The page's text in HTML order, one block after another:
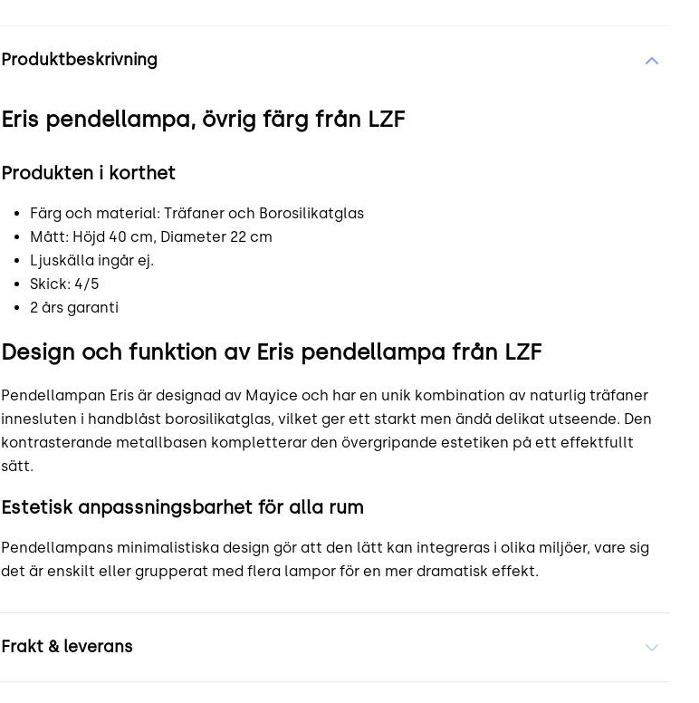
Produktbeskrivning
Eris pendellampa, övrig färg från LZF
Produkten i korthet
Färg och material: Träfaner och Borosilikatglas
Mått: Höjd 40 cm, Diameter 22 cm
Ljuskälla ingår ej.
Skick: 4/5
2 års garanti
Design och funktion av Eris pendellampa från LZF
Pendellampan Eris är designad av Mayice och har en unik kombination av naturlig träfaner
innesluten i handblåst borosilikatglas, vilket ger ett starkt men ändå delikat utseende. Den
kontrasterande metallbasen kompletterar den övergripande estetiken på ett effektfullt
sätt.
Estetisk anpassningsbarhet för alla rum
Pendellampans minimalistiska design gör att den lätt kan integreras i olika miljöer, vare sig
det är enskilt eller grupperat med flera lampor för en mer dramatisk effekt.
Frakt & leverans